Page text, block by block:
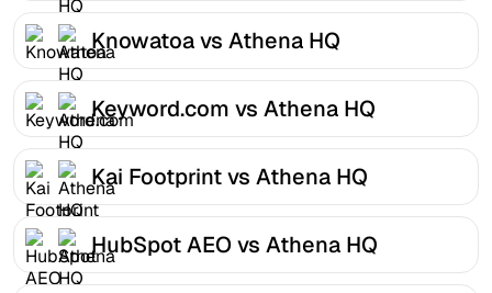
Knowatoa vs Athena HQ
Keyword.com vs Athena HQ
Kai Footprint vs Athena HQ
HubSpot AEO vs Athena HQ